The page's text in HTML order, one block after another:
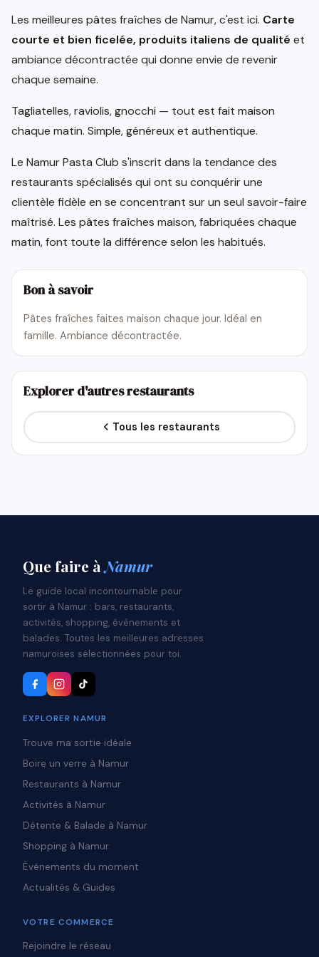
Les meilleures pâtes fraîches de Namur, c'est ici. Carte
courte et bien ficelée, produits italiens de qualité et
ambiance décontractée qui donne envie de revenir
chaque semaine.
Tagliatelles, raviolis, gnocchi — tout est fait maison
chaque matin. Simple, généreux et authentique.
Le Namur Pasta Club s'inscrit dans la tendance des
restaurants spécialisés qui ont su conquérir une
clientèle fidèle en se concentrant sur un seul savoir-faire
maîtrisé. Les pâtes fraîches maison, fabriquées chaque
matin, font toute la différence selon les habitués.
Bon à savoir
Pâtes fraîches faites maison chaque jour. Idéal en
famille. Ambiance décontractée.
Explorer d'autres restaurants
Tous les restaurants
Que faire à Namur
Le guide local incontournable pour
sortir à Namur : bars, restaurants,
activités, shopping, événements et
balades. Toutes les meilleures adresses
namuroises sélectionnées pour toi.
EXPLORER NAMUR
Trouve ma sortie idéale
Boire un verre à Namur
Restaurants à Namur
Activités à Namur
Détente & Balade à Namur
Shopping à Namur
Événements du moment
Actualités & Guides
VOTRE COMMERCE
Rejoindre le réseau